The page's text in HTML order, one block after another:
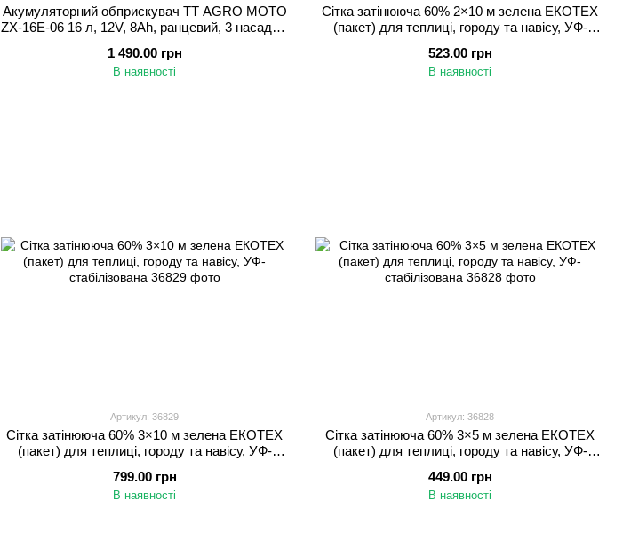
Акумуляторний обприскувач TT AGRO MOTO
ZX-16E-06 16 л, 12V, 8Ah, ранцевий, 3 насадки,
1 490.00 грн
В наявності
Сітка затінююча 60% 2×10 м зелена ЕКОТЕХ
(пакет) для теплиці, городу та навісу, УФ-
523.00 грн
В наявності
Артикул: 36829
Сітка затінююча 60% 3×10 м зелена ЕКОТЕХ
(пакет) для теплиці, городу та навісу, УФ-
799.00 грн
В наявності
Артикул: 36828
Сітка затінююча 60% 3×5 м зелена ЕКОТЕХ
(пакет) для теплиці, городу та навісу, УФ-
449.00 грн
В наявності